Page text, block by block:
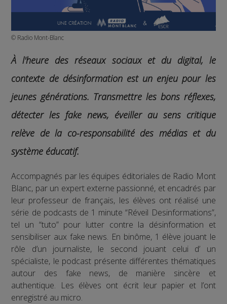
© Radio Mont-Blanc
À l'heure des réseaux sociaux et du digital, le
contexte de désinformation est un enjeu pour les
jeunes générations. Transmettre les bons réflexes,
détecter les fake news, éveiller au sens critique
relève de la co-responsabilité des médias et du
système éducatif.
Accompagnés par les équipes éditoriales de Radio Mont
Blanc, par un expert externe passionné, et encadrés par
leur professeur de français, les élèves ont réalisé une
série de podcasts de 1 minute “Réveil Desinformations”,
tel un “tuto” pour lutter contre la désinformation et
sensibiliser aux fake news. En binôme, 1 élève jouant le
rôle d’un journaliste, le second jouant celui d’ un
spécialiste, le podcast présente différentes thématiques
autour des fake news, de manière sincère et
authentique. Les élèves ont écrit leur papier et l’ont
enregistré au micro.